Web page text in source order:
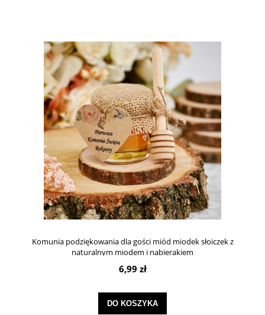
Komunia podziękowania dla gości miód miodek słoiczek z
naturalnym miodem i nabierakiem
6,99 zł
DO KOSZYKA